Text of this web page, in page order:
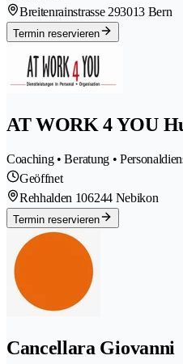
Breitenrainstrasse 293013 Bern
Termin reservieren
AT WORK 4 YOU
Coaching • Beratung •
Geöffnet
Rehhalden 106244 Nebikon
Termin reservieren
Cancellara Giovanni